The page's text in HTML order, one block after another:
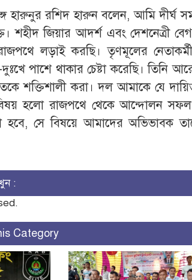
হারুনুর রশিদ হারুন বলেন, আমি দীর্ঘ
শহীদ জিয়ার আদর্শ এবং দেশনেত্রী
লড়াই করছি। তৃণমূলের
পাশে থাকার চেষ্টা করেছি। তিনি
শক্তিশালী করা। দল আমাকে যে
হলো রাজপথে থেকে আন্দোলন সফল
হবে, সে বিষয়ে আমাদের অভিভাবক
:
Category